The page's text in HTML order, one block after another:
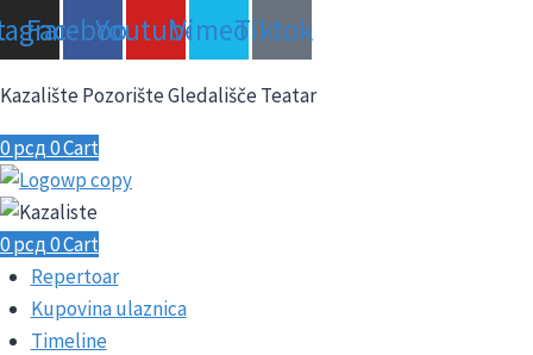
Skip
to FacebookYoutubeVimeoTiktok
Kazalište Pozorište Gledališče Teatar
0рсд0Cart
0рсд0Cart
Repertoar
Kupovina ulaznica
Timeline